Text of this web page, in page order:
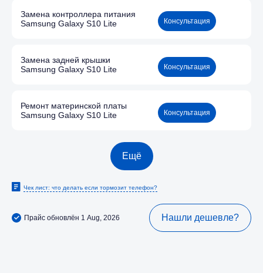
Замена контроллера питания
Samsung Galaxy S10 Lite
Консультация
Замена задней крышки
Samsung Galaxy S10 Lite
Консультация
Ремонт материнской платы
Samsung Galaxy S10 Lite
Консультация
Ещё
Прайс обновлён 1 Aug, 2026
Чек лист: что делать если тормозит телефон?
Нашли дешевле?